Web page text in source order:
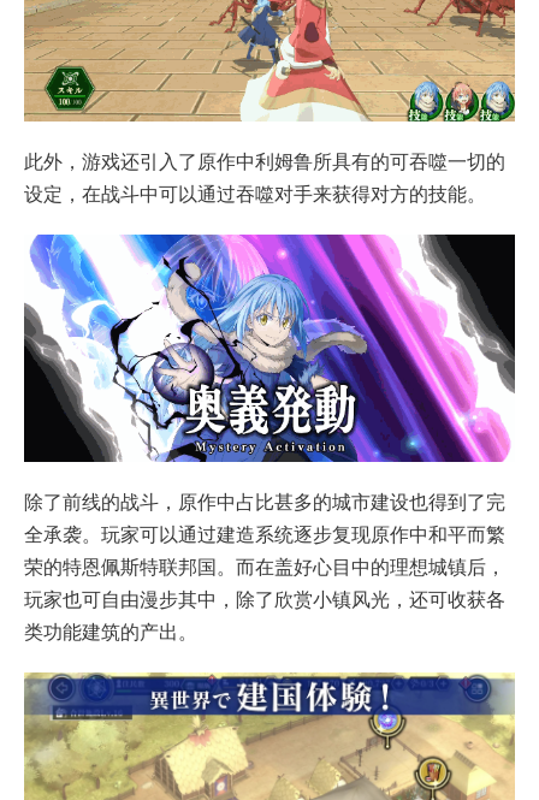
此外，游戏还引入了原作中利姆鲁所具有的可吞噬一切的
设定，在战斗中可以通过吞噬对手来获得对方的技能。
除了前线的战斗，原作中占比甚多的城市建设也得到了完
全承袭。玩家可以通过建造系统逐步复现原作中和平而繁
荣的特恩佩斯特联邦国。而在盖好心目中的理想城镇后，
玩家也可自由漫步其中，除了欣赏小镇风光，还可收获各
类功能建筑的产出。